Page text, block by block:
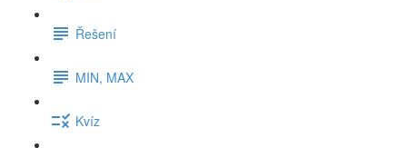
Řešení
MIN, MAX
Kvíz